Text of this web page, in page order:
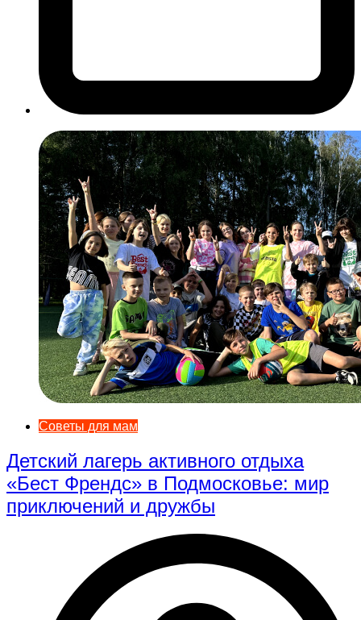
Советы для мам
Детский лагерь активного отдыха
«Бест Френдс» в Подмосковье: мир
приключений и дружбы